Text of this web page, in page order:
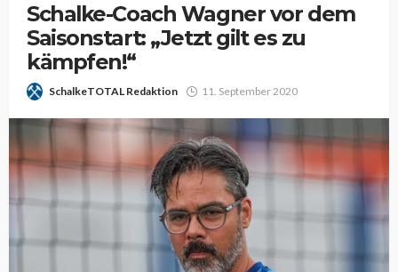
Schalke-Coach Wagner vor dem
Saisonstart: „Jetzt gilt es zu
kämpfen!“
SchalkeTOTAL Redaktion 11. September 2020